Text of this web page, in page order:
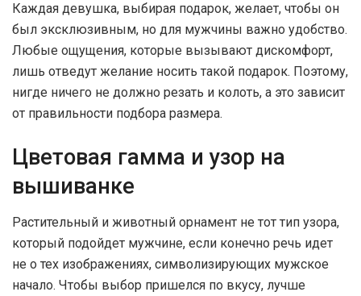
Каждая девушка, выбирая подарок, желает, чтобы он
был эксклюзивным, но для мужчины важно удобство.
Любые ощущения, которые вызывают дискомфорт,
лишь отведут желание носить такой подарок. Поэтому,
нигде ничего не должно резать и колоть, а это зависит
от правильности подбора размера.
Цветовая гамма и узор на
вышиванке
Растительный и животный орнамент не тот тип узора,
который подойдет мужчине, если конечно речь идет
не о тех изображениях, символизирующих мужское
начало. Чтобы выбор пришелся по вкусу, лучше